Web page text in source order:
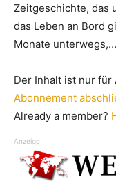
Zeitgeschichte, das
das Leben an Bord
Monate unterwegs,…
Der Inhalt ist nur für
Abonnement
Already a member?
Anzeige